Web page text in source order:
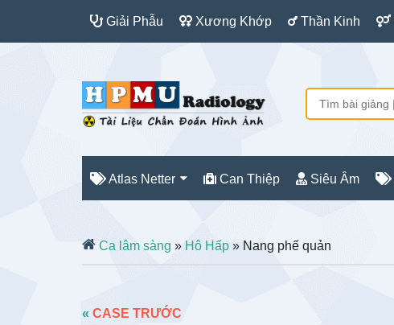
Giải Phẫu Xương Khớp Thần Kinh
Atlas Netter Can Thiệp Siêu Âm
Ca lâm sàng » Hô Hấp » Nang phế quản
« CASE TRƯỚC